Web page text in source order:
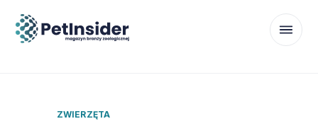
ZWIERZĘTA